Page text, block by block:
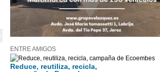
ENTRE AMIGOS
Reduce, reutiliza, recicla,